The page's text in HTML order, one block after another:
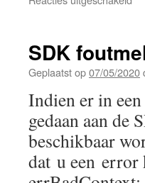
Lite
SDK
Geplaatst op07/05/2020
Indien er in
gedaan aan de
beschikbaar
dat u een